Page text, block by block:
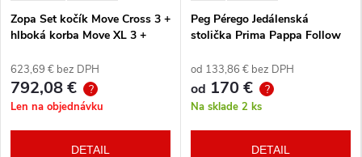
Zopa Set kočík Move Cross 3 +
hlboká korba Move XL 3 +
vlastného výberu + báza
623,69 € bez DPH
792,08 € ?
Len na objednávku
DETAIL
Peg Pérego Jedálenská
stolička Prima Pappa Follow
od 133,86 € bez DPH
od 170 € ?
Na sklade 2 ks
DETAIL